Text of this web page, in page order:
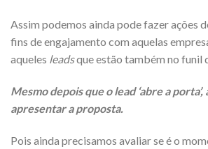
Assim podemos ainda pode fazer ações
fins de engajamento com aquelas
aqueles leadsque estão também no funil
Mesmo depois que o lead ‘abre a
apresentar a proposta.
Pois ainda precisamos avaliar se é o